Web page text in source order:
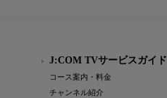
J:COM TVサービスガイド
コース案内・料金
チャンネル紹介